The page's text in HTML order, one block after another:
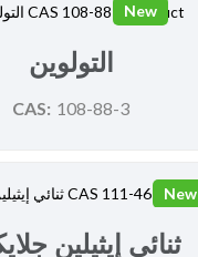
New
التولوين
CAS: 108-88-3
New
ثنائي إيثيلين